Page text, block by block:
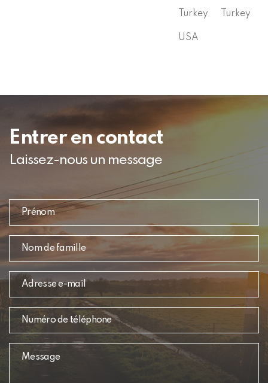
Turkey Turkey
USA
Entrer en contact
Laissez-nous un message